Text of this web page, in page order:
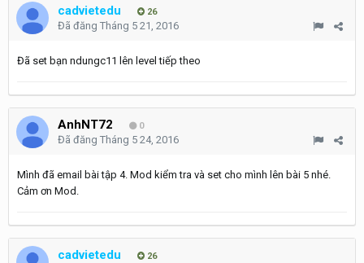
cadvietedu 26
Đã đăng Tháng 5 21, 2016
Đã set bạn ndungc11 lên level tiếp theo
AnhNT72 0
Đã đăng Tháng 5 24, 2016
Mình đã email bài tập 4. Mod kiểm tra và set cho mình lên bài 5 nhé.
Cảm ơn Mod.
cadvietedu 26